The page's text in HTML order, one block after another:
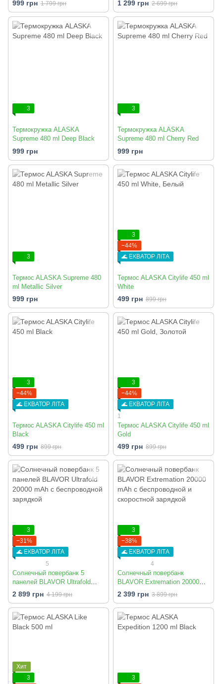
999 грн 1 799 грн 1 299 грн 2 699 грн
3
Термокружка ALASKA
Supreme 480 ml Deep Black
999 грн
3
Термокружка ALASKA
Supreme 480 ml Cherry Red
999 грн
3
Термоc ALASKA Supreme 480
ml Metallic Silver
999 грн
3
−44%
🌊 ЕКВАТОР ЛІТА
Термоc ALASKA Citylife 450 ml
White
499 грн 899 грн
3
−44%
🌊 ЕКВАТОР ЛІТА
Термоc ALASKA Citylife 450 ml
Black
499 грн 899 грн
3
−44%
🌊 ЕКВАТОР ЛІТА
1
Термоc ALASKA Citylife 450 ml
Gold
499 грн 899 грн
3
−31%
🌊 ЕКВАТОР ЛІТА
5
Солнечный повербанк 5
панелей BLAVOR Ultrafold
20000 mAh с беспроводной
зарядкой
2 899 грн 4 199 грн
3
−38%
🌊 ЕКВАТОР ЛІТА
4
Солнечный повербанк
BLAVOR Extremation 20000
mAh с беспроводной и
скоростной зарядкой
2 399 грн 3 899 грн
Хит
3
3